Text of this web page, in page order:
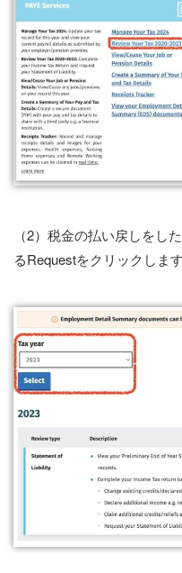
（2）税金の払い戻しをし
るRequestをクリックします